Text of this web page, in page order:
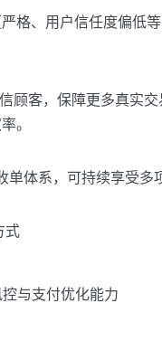
格、用户信任度偏低
顾客，保障更多真实
。
体系，可持续享受多
式
与支付优化能力